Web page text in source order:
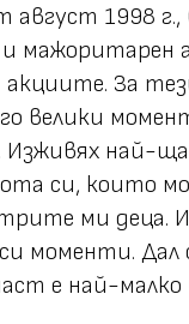
август 1998
мажоритарен
За
велики
Изживях най-
си, които
ми деца.
моменти. Дал
е най-